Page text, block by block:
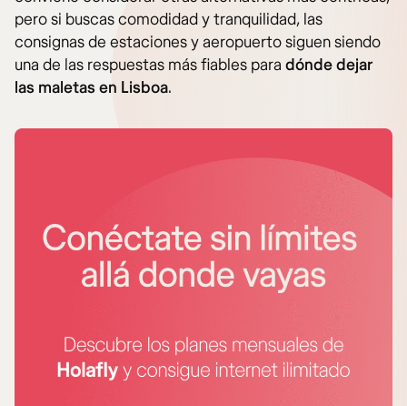
pero si buscas comodidad y tranquilidad, las
consignas de estaciones y aeropuerto siguen siendo
una de las respuestas más fiables para dónde dejar
las maletas en Lisboa.